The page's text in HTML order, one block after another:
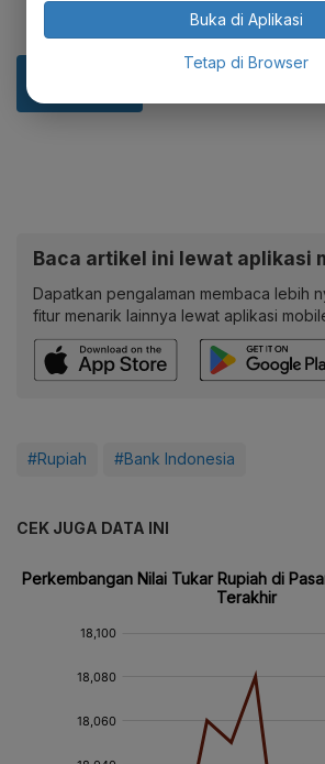
Baca artikel ini lewat aplikasi
Dapatkan pengalaman membaca lebih
fitur menarik lainnya lewat aplikasi
#Rupiah #Bank Indonesia
CEK JUGA DATA INI
Buka di Aplikasi
Tetap di Browser